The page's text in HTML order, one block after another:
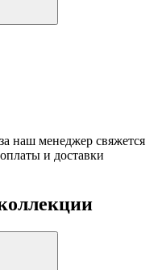
наш менеджер свяжется
и доставки